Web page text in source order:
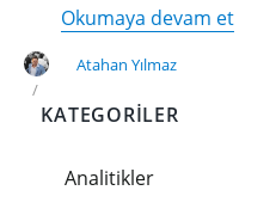
Okumaya devam et"Nakit
Atahan Yılmaz
KATEGORILER
Analitikler